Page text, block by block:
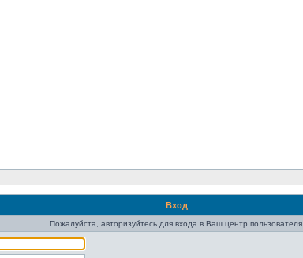
Вход
Пожалуйста, авторизуйтесь для входа в Ваш центр пользователя.